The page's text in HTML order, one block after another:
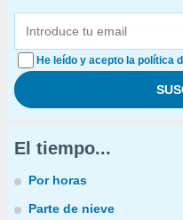
He leído y acepto la política
El tiempo...
Por horas
Parte de nieve